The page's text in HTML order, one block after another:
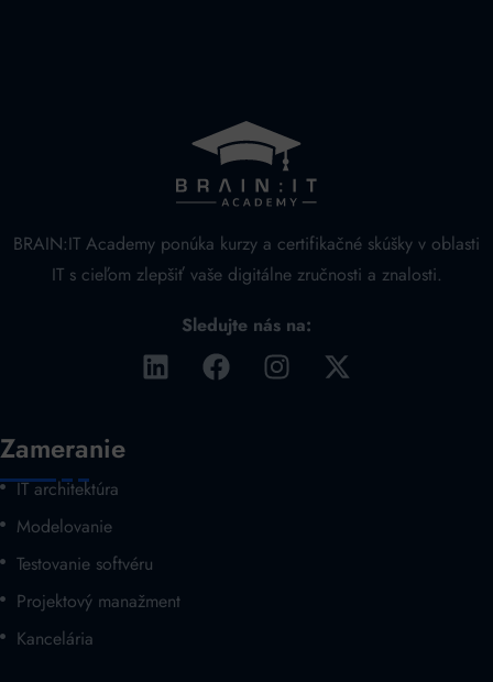
BRAIN:IT Academy ponúka kurzy a certifikačné skúšky v oblasti
IT s cieľom zlepšiť vaše digitálne zručnosti a znalosti.
Sledujte nás na:
Zameranie
IT architektúra
Modelovanie
Testovanie softvéru
Projektový manažment
Kancelária